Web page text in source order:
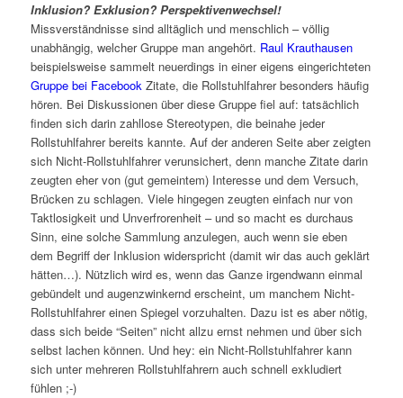
Inklusion? Exklusion? Perspektivenwechsel!
Missverständnisse sind alltäglich und menschlich – völlig
unabhängig, welcher Gruppe man angehört. Raul Krauthausen
beispielsweise sammelt neuerdings in einer eigens eingerichteten
Gruppe bei FacebookZitate, die Rollstuhlfahrer besonders häufig
hören. Bei Diskussionen über diese Gruppe fiel auf: tatsächlich
finden sich darin zahllose Stereotypen, die beinahe jeder
Rollstuhlfahrer bereits kannte. Auf der anderen Seite aber zeigten
sich Nicht-Rollstuhlfahrer verunsichert, denn manche Zitate darin
zeugten eher von (gut gemeintem) Interesse und dem Versuch,
Brücken zu schlagen. Viele hingegen zeugten einfach nur von
Taktlosigkeit und Unverfrorenheit – und so macht es durchaus
Sinn, eine solche Sammlung anzulegen, auch wenn sie eben
dem Begriff der Inklusion widerspricht (damit wir das auch geklärt
hätten…). Nützlich wird es, wenn das Ganze irgendwann einmal
gebündelt und augenzwinkernd erscheint, um manchem Nicht-
Rollstuhlfahrer einen Spiegel vorzuhalten. Dazu ist es aber nötig,
dass sich beide “Seiten” nicht allzu ernst nehmen und über sich
selbst lachen können. Und hey: ein Nicht-Rollstuhlfahrer kann
sich unter mehreren Rollstuhlfahrern auch schnell exkludiert
fühlen ;-)